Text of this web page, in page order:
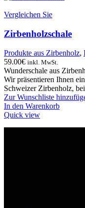
Vergleichen Sie
Zirbenholzschale
Produkte aus Zirbenholz,
59.00€ inkl. MwSt.
Wunderschale aus
Wir präsentieren Ihnen
Schweizer Zirbenholz,
Zur Wunschliste
In den Warenkorb
Quick view